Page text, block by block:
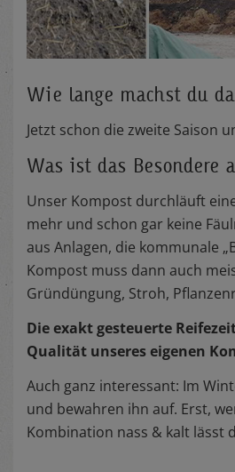
Wie lange machst du
Jetzt schon die zweite Saison
Was ist das Besondere
Unser Kompost durchläuft
mehr und schon gar keine
aus Anlagen, die kommunale
Kompost muss dann auch
Gründüngung, Stroh,
Die exakt gesteuerte
Qualität unseres eigenen
Auch ganz interessant: Im
und bewahren ihn auf. Erst,
Kombination nass & kalt lässt